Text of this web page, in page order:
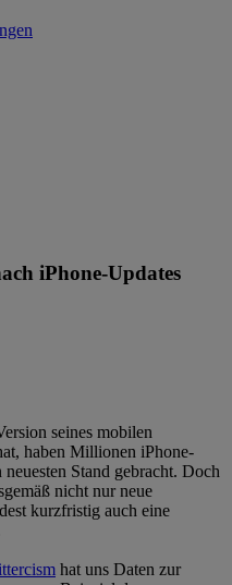
iPhone-Updates
seines mobilen
haben Millionen iPhone-
Stand gebracht. Doch
nicht nur neue
kurzfristig auch eine
hat uns Daten zur